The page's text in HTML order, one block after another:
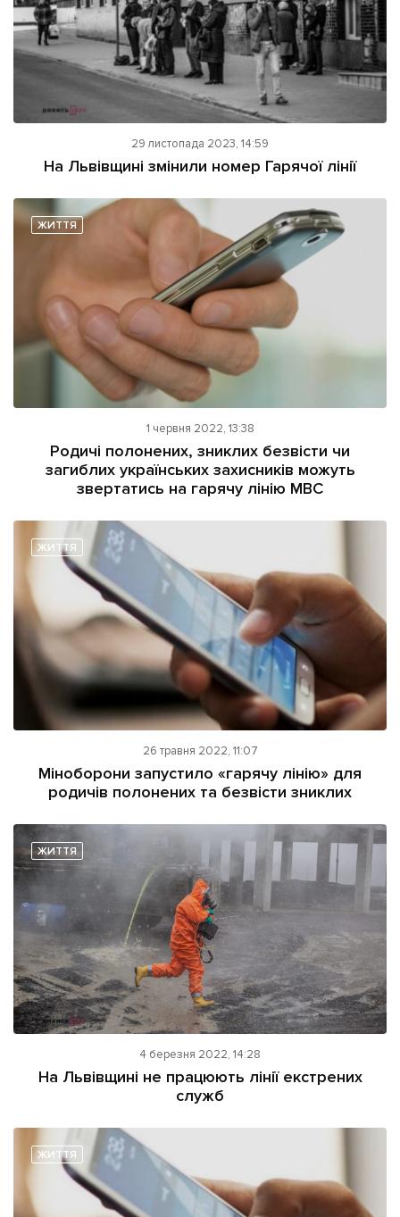
29 листопада 2023, 14:59
На Львівщині змінили номер Гарячої лінії
ЖИТТЯ
1 червня 2022, 13:38
Родичі полонених, зниклих безвісти чи
загиблих українських захисників можуть
звертатись на гарячу лінію МВС
ЖИТТЯ
26 травня 2022, 11:07
Міноборони запустило «гарячу лінію» для
родичів полонених та безвісти зниклих
ЖИТТЯ
4 березня 2022, 14:28
На Львівщині не працюють лінії екстрених
служб
ЖИТТЯ